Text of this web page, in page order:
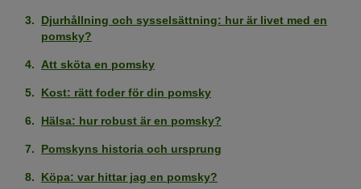
Djurhållning och sysselsättning: hur är livet med en
pomsky?
Att sköta en pomsky
Kost: rätt foder för din pomsky
Hälsa: hur robust är en pomsky?
Pomskyns historia och ursprung
Köpa: var hittar jag en pomsky?